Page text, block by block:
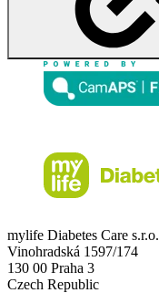
mylife Diabetes Care s.r.o.
Vinohradská 1597/174
130 00 Praha 3
Czech Republic